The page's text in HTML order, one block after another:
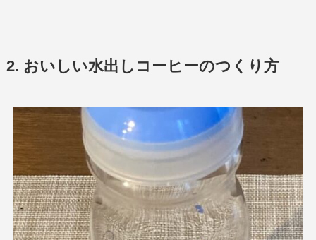
2. おいしい水出しコーヒーのつくり方